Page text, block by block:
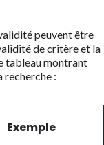
peuvent être
de critère et la
tableau montrant
recherche :
Exemple